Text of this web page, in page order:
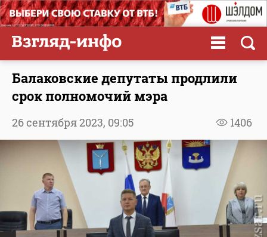
Балаковские депутаты продлили
срок полномочий мэра
1406
26 сентября 2023, 09:05